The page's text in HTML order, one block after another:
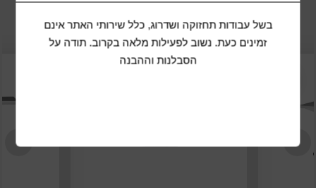
מוצרים נוספים שיכולים להתאים לכם
בשל עבודות תחזוקה ושדרוג, כלל שירותי האתר אינם
זמינים כעת. נשוב לפעילות מלאה בקרוב. תודה על
הסבלנות וההבנה